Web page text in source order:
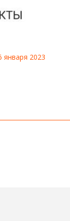
января 2023